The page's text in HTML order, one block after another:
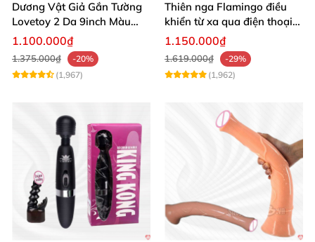
Dương Vật Giả Gắn Tường
Lovetoy 2 Da 9inch Màu
Flesh Hàng Chính Hãng
1.100.000₫
1.375.000₫
-20%
(1,967)
Thiên nga Flamingo điều
khiển từ xa qua điện thoại
cực dễ dàng
1.150.000₫
1.619.000₫
-29%
(1,962)